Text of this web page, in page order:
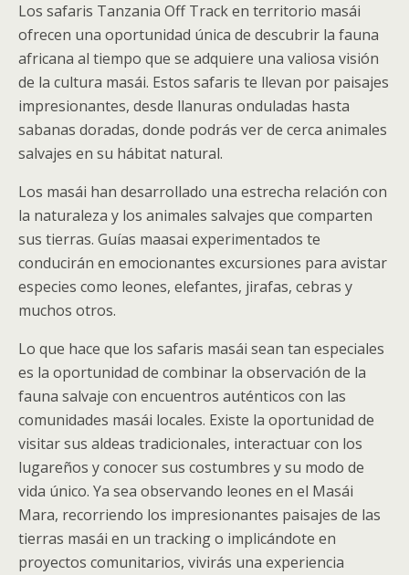
Los safaris Tanzania Off Track en territorio masái
ofrecen una oportunidad única de descubrir la fauna
africana al tiempo que se adquiere una valiosa visión
de la cultura masái. Estos safaris te llevan por paisajes
impresionantes, desde llanuras onduladas hasta
sabanas doradas, donde podrás ver de cerca animales
salvajes en su hábitat natural.
Los masái han desarrollado una estrecha relación con
la naturaleza y los animales salvajes que comparten
sus tierras. Guías maasai experimentados te
conducirán en emocionantes excursiones para avistar
especies como leones, elefantes, jirafas, cebras y
muchos otros.
Lo que hace que los safaris masái sean tan especiales
es la oportunidad de combinar la observación de la
fauna salvaje con encuentros auténticos con las
comunidades masái locales. Existe la oportunidad de
visitar sus aldeas tradicionales, interactuar con los
lugareños y conocer sus costumbres y su modo de
vida único. Ya sea observando leones en el Masái
Mara, recorriendo los impresionantes paisajes de las
tierras masái en un tracking o implicándote en
proyectos comunitarios, vivirás una experiencia